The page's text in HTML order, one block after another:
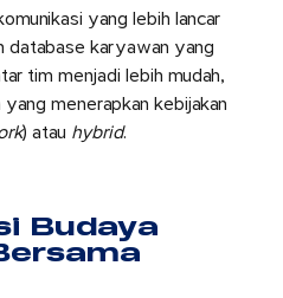
yang lebih lancar
database karyawan yang
tim menjadi lebih mudah,
menerapkan kebijakan
) atau hybrid.
Budaya